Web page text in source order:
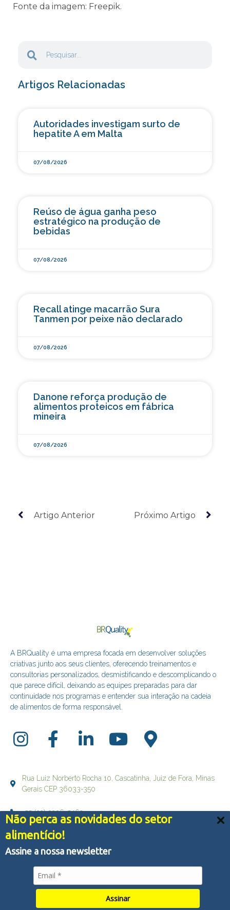
Não perca as novidades do setor
alimentício!
Assine a nossa newsletter
Assinar
Fonte da imagem: Freepik.
Artigos Relacionadas
Autoridades investigam surto de
hepatite A em Malta
07/08/2026
Reúso de água ganha peso
estratégico na produção de
bebidas
07/08/2026
Recall atinge macarrão Sura
Tanmen por peixe não declarado
07/08/2026
Danone reforça produção de
alimentos proteicos em fábrica
mineira
07/08/2026
Artigo Anterior Próximo Artigo
A BRQuality é uma empresa focada em desenvolver soluções
criativas junto aos seus clientes, oferecendo treinamentos e
consultorias personalizados, desmistificando e descomplicando o
que parece difícil, deixando as equipes preparadas para dar
continuidade nos programas e entender sua interação na cadeia
de alimentos de forma responsável.
Rua Luiz Norberto Rocha 10, Cascatinha, Juiz de Fora, Minas
Gerais CEP 36033-350
+55 (32) 3236-5469
falecom@brqualityconsultoria.com.br
© Copyright 2022 - BR QUALITY CONSULTORIA - Todos os
direitos reservados
Nós usamos cookies e outras tecnologias semelhantes
para melhorar a sua experiência em nossos serviços,
personalizar publicidade e recomendar conteúdo de seu
com tal monitoramento.Política de Privacidade
Aceitar tudo